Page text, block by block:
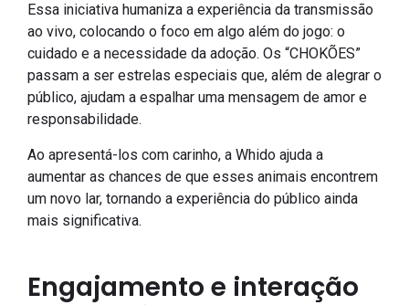
Essa iniciativa humaniza a experiência da transmissão
ao vivo, colocando o foco em algo além do jogo: o
cuidado e a necessidade da adoção. Os “CHOKÕES”
passam a ser estrelas especiais que, além de alegrar o
público, ajudam a espalhar uma mensagem de amor e
responsabilidade.
Ao apresentá-los com carinho, a Whido ajuda a
aumentar as chances de que esses animais encontrem
um novo lar, tornando a experiência do público ainda
mais significativa.
Engajamento e interação